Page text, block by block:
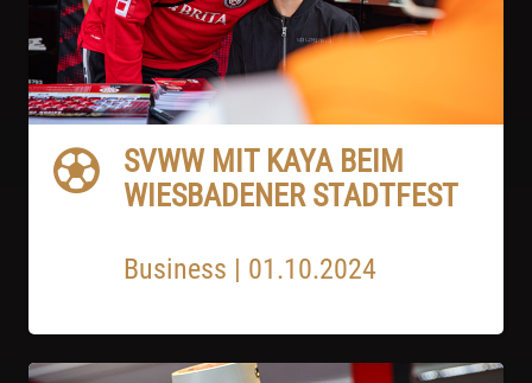
SVWW MIT KAYA BEIM
WIESBADENER STADTFEST
Business | 01.10.2024